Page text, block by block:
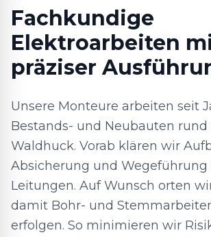
Fachkundige
Elektroarbeiten
präziser
Unsere Monteure arbeiten seit
Bestands- und Neubauten rund
Waldhuck. Vorab klären wir
Absicherung und Wegeführung
Leitungen. Auf Wunsch orten
damit Bohr- und
erfolgen. So minimieren wir